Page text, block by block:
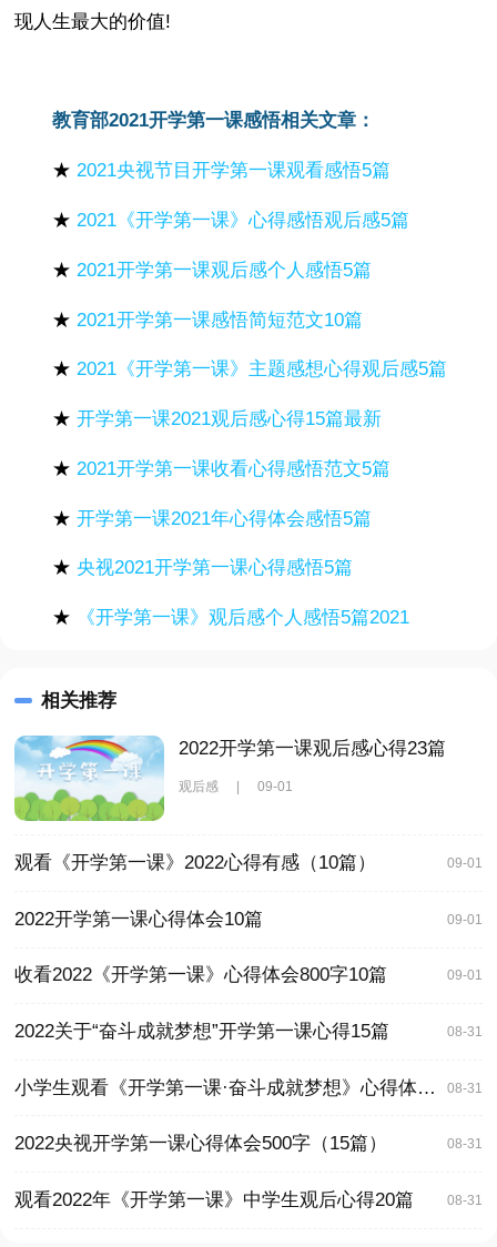
现人生最大的价值!
教育部2021开学第一课感悟相关文章：
★2021央视节目开学第一课观看感悟5篇
★2021《开学第一课》心得感悟观后感5篇
★ 2021开学第一课观后感个人感悟5篇
★ 2021开学第一课感悟简短范文10篇
★2021《开学第一课》主题感想心得观后感5篇
★开学第一课2021观后感心得15篇最新
★2021开学第一课收看心得感悟范文5篇
★开学第一课2021年心得体会感悟5篇
★央视2021开学第一课心得感悟5篇
★ 《开学第一课》观后感个人感悟5篇2021
相关推荐
2022开学第一课观后感心得23篇
观后感 | 09-01
观看《开学第一课》2022心得有感（10篇） 09-01
2022开学第一课心得体会10篇 09-01
收看2022《开学第一课》心得体会800字10篇 09-01
2022关于“奋斗成就梦想”开学第一课心得15篇 08-31
小学生观看《开学第一课·奋斗成就梦想》心得体会300字20篇 08-31
2022央视开学第一课心得体会500字（15篇） 08-31
观看2022年《开学第一课》中学生观后心得20篇 08-31